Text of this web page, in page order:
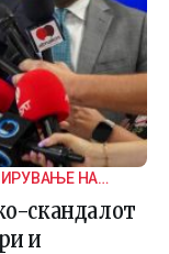
НА
скандалот
и